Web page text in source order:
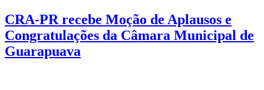
CRA-PR recebe Moção de Aplausos e
Congratulações da Câmara Municipal de
Guarapuava